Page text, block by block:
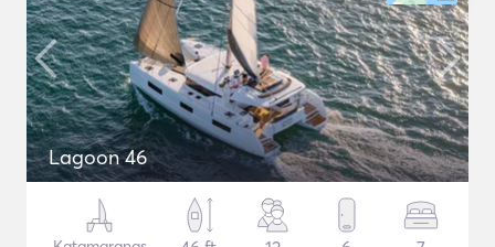
Lagoon 46